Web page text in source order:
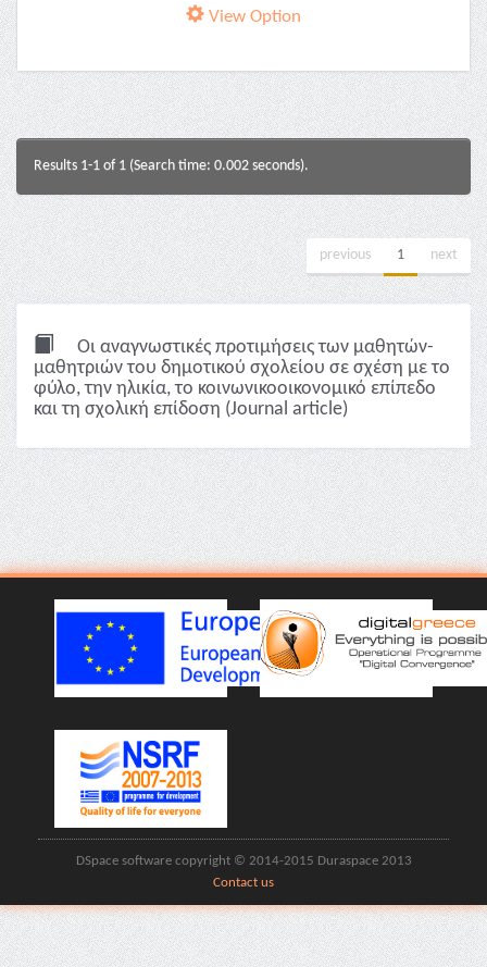
View Option
Results 1-1 of 1 (Search time: 0.002 seconds).
previous 1 next
Οι αναγνωστικές προτιμήσεις των μαθητών-
μαθητριών του δημοτικού σχολείου σε σχέση με το
φύλο, την ηλικία, το κοινωνικοοικονομικό επίπεδο
και τη σχολική επίδοση (Journal article)
DSpace software copyright © 2014-2015 Duraspace 2013
Contact us